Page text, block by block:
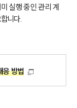
실행 중인 관리 계
니다.
응 방법